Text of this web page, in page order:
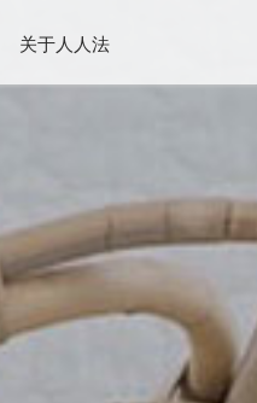
关于人人法